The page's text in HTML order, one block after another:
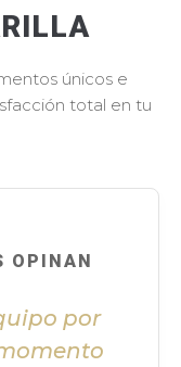
únicos e
total en tu
OPINAN
por